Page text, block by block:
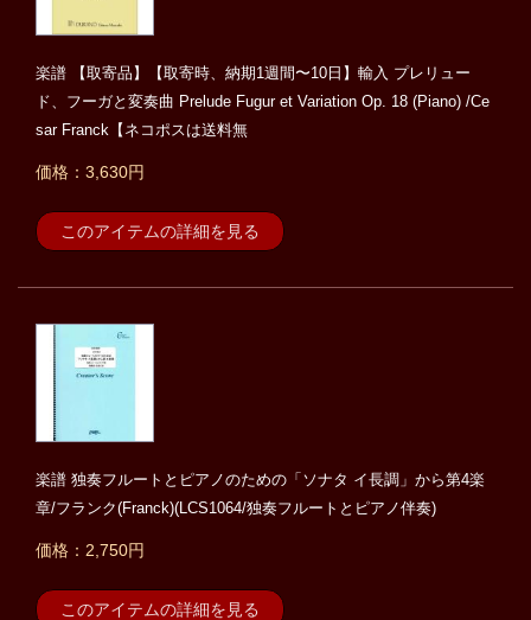
楽譜 【取寄品】【取寄時、納期1週間〜10日】輸入 プレリュー
ド、フーガと変奏曲 Prelude Fugur et Variation Op. 18 (Piano) /Ce
sar Franck【ネコポスは送料無
価格：3,630円
このアイテムの詳細を見る
楽譜 独奏フルートとピアノのための「ソナタ イ長調」から第4楽
章/フランク(Franck)(LCS1064/独奏フルートとピアノ伴奏)
価格：2,750円
このアイテムの詳細を見る